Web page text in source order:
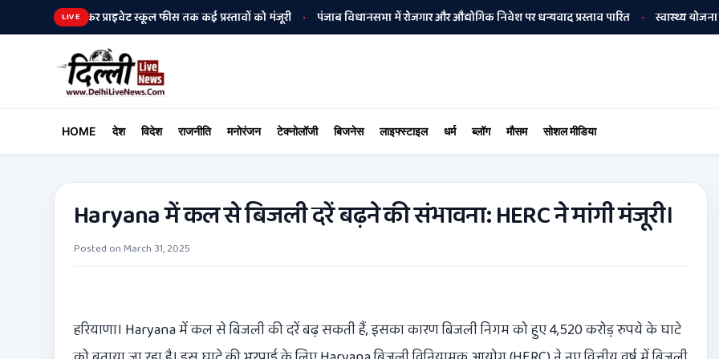
LIVE
से लेकर प्राइवेट स्कूल फीस तक कई प्रस्तावों को मंजूरी • पंजाब विधानसभा में रोजगार और औद्योगिक निवेश पर धन्यवाद प्रस्ताव पारित • स्वास्थ्य योजना की
HOME देश विदेश राजनीति मनोरंजन टेक्नोलॉजी बिजनेस लाइफ्स्टाइल धर्म ब्लॉग मौसम सोशल मीडिया
Haryana में कल से बिजली दरें बढ़ने की संभावना: HERC ने मांगी मंजूरी।
Posted on March 31, 2025
हरियाणा। Haryana में कल से बिजली की दरें बढ़ सकती हैं, इसका कारण बिजली निगम को हुए 4,520 करोड़ रुपये के घाटे